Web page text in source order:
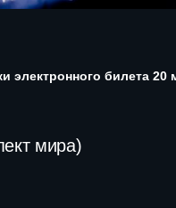
электронного билета 20
мира)